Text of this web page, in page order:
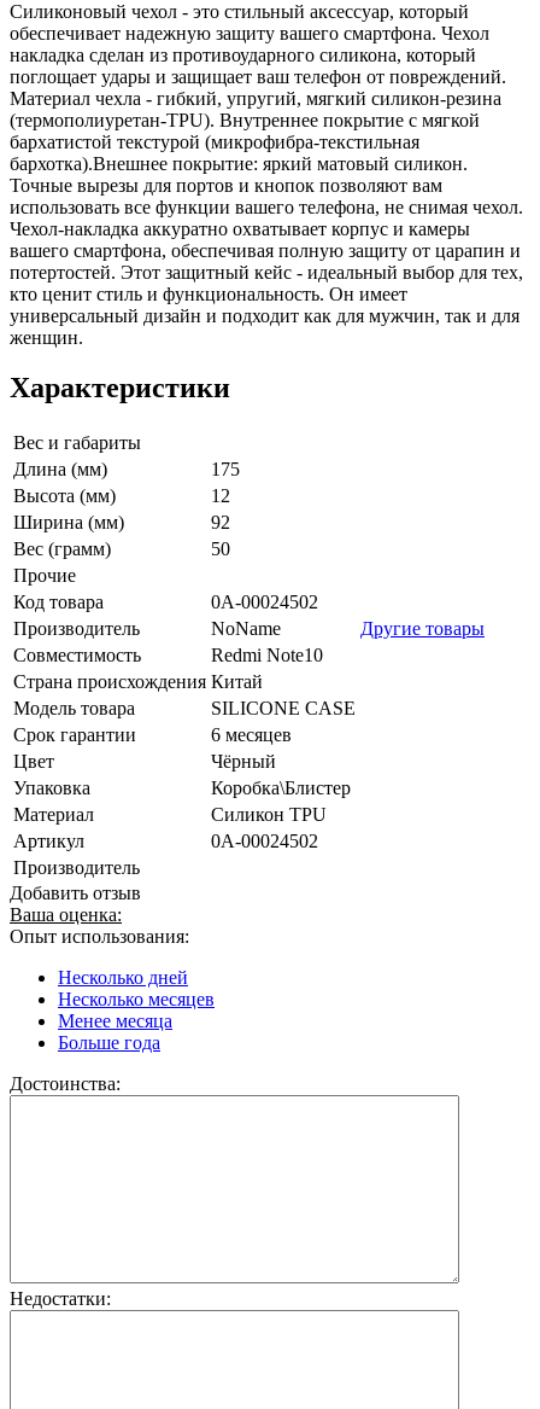
Силиконовый чехол - это стильный аксессуар, который
обеспечивает надежную защиту вашего смартфона. Чехол
накладка сделан из противоударного силикона, который
поглощает удары и защищает ваш телефон от повреждений.
Материал чехла - гибкий, упругий, мягкий силикон-резина
(термополиуретан-TPU). Внутреннее покрытие с мягкой
бархатистой текстурой (микрофибра-текстильная
бархотка).Внешнее покрытие: яркий матовый силикон.
Точные вырезы для портов и кнопок позволяют вам
использовать все функции вашего телефона, не снимая чехол.
Чехол-накладка аккуратно охватывает корпус и камеры
вашего смартфона, обеспечивая полную защиту от царапин и
потертостей. Этот защитный кейс - идеальный выбор для тех,
кто ценит стиль и функциональность. Он имеет
универсальный дизайн и подходит как для мужчин, так и для
женщин.
Характеристики
Вес и габариты
Длина (мм)
175
Высота (мм)
12
Ширина (мм)
92
Вес (грамм)
50
Прочие
Код товара
0А-00024502
Производитель
NoName
Другие товары
Совместимость
Redmi Note10
Страна происхождения Китай
Модель товара
SILICONE CASE
Срок гарантии
6 месяцев
Цвет
Чёрный
Упаковка
Коробка\Блистер
Материал
Силикон TPU
Артикул
0А-00024502
Производитель
Добавить отзыв
Ваша оценка:
Опыт использования:
Несколько дней
Несколько месяцев
Менее месяца
Больше года
Достоинства:
Недостатки: